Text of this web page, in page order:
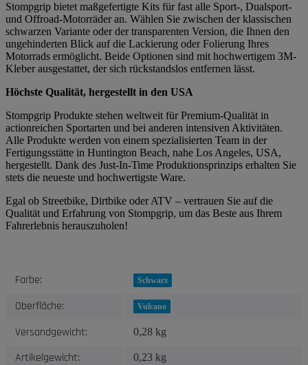
Stompgrip bietet maßgefertigte Kits für fast alle Sport-, Dualsport-
und Offroad-Motorräder an. Wählen Sie zwischen der klassischen
schwarzen Variante oder der transparenten Version, die Ihnen den
ungehinderten Blick auf die Lackierung oder Folierung Ihres
Motorrads ermöglicht. Beide Optionen sind mit hochwertigem 3M-
Kleber ausgestattet, der sich rückstandslos entfernen lässt.
Höchste Qualität, hergestellt in den USA
Stompgrip Produkte stehen weltweit für Premium-Qualität in
actionreichen Sportarten und bei anderen intensiven Aktivitäten.
Alle Produkte werden von einem spezialisierten Team in der
Fertigungsstätte in Huntington Beach, nahe Los Angeles, USA,
hergestellt. Dank des Just-In-Time Produktionsprinzips erhalten Sie
stets die neueste und hochwertigste Ware.
Egal ob Streetbike, Dirtbike oder ATV – vertrauen Sie auf die
Qualität und Erfahrung von Stompgrip, um das Beste aus Ihrem
Fahrerlebnis herauszuholen!
Produkteigenschaft
Wert
Farbe: Schwarz
Oberfläche: Vulcano
Versandgewicht: 0,28 kg
Artikelgewicht: 0,23 kg